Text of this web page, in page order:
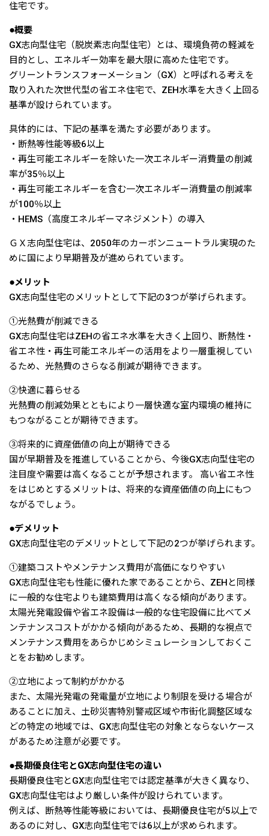
住宅です。
●概要
GX志向型住宅（脱炭素志向型住宅）とは、環境負荷の軽減を
目的とし、エネルギー効率を最大限に高めた住宅です。
グリーントランスフォーメーション（GX）と呼ばれる考えを
取り入れた次世代型の省エネ住宅で、ZEH水準を大きく上回る
基準が設けられています。
具体的には、下記の基準を満たす必要があります。
・断熱等性能等級6以上
・再生可能エネルギーを除いた一次エネルギー消費量の削減
率が35％以上
・再生可能エネルギーを含む一次エネルギー消費量の削減率
が100％以上
・HEMS（高度エネルギーマネジメント）の導入
ＧＸ志向型住宅は、2050年のカーボンニュートラル実現のた
めに国により早期普及が進められています。
●メリット
GX志向型住宅のメリットとして下記の3つが挙げられます。
①光熱費が削減できる
GX志向型住宅はZEHの省エネ水準を大きく上回り、断熱性・
省エネ性・再生可能エネルギーの活用をより一層重視してい
るため、光熱費のさらなる削減が期待できます。
②快適に暮らせる
光熱費の削減効果とともにより一層快適な室内環境の維持に
もつながることが期待できます。
③将来的に資産価値の向上が期待できる
国が早期普及を推進していることから、今後GX志向型住宅の
注目度や需要は高くなることが予想されます。 高い省エネ性
をはじめとするメリットは、将来的な資産価値の向上にもつ
ながるでしょう。
●デメリット
GX志向型住宅のデメリットとして下記の2つが挙げられます。
①建築コストやメンテナンス費用が高価になりやすい
GX志向型住宅も性能に優れた家であることから、ZEHと同様
に一般的な住宅よりも建築費用は高くなる傾向があります。
太陽光発電設備や省エネ設備は一般的な住宅設備に比べてメ
ンテナンスコストがかかる傾向があるため、長期的な視点で
メンテナンス費用をあらかじめシミュレーションしておくこ
とをお勧めします。
②立地によって制約がかかる
また、太陽光発電の発電量が立地により制限を受ける場合が
あることに加え、土砂災害特別警戒区域や市街化調整区域な
どの特定の地域では、GX志向型住宅の対象とならないケース
があるため注意が必要です。
●長期優良住宅とGX志向型住宅の違い
長期優良住宅とGX志向型住宅では認定基準が大きく異なり、
GX志向型住宅はより厳しい条件が設けられています。
例えば、断熱等性能等級においては、長期優良住宅が5以上で
あるのに対し、GX志向型住宅では6以上が求められます。